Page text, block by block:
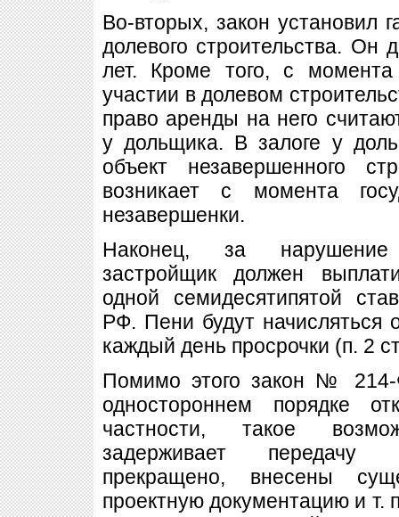
Во-вторых, закон установил
долевого строительства.
лет. Кроме того, с момента
участии в долевом
право аренды на него
у дольщика. В залоге у
объект незавершенного
возникает с момента
незавершенки.
Наконец, за нарушение
застройщик должен
одной семидесятипятой
РФ. Пени будут начисляться
каждый день просрочки (п. 2
Помимо этого закон №
одностороннем порядке
частности, такое
задерживает передачу
прекращено, внесены
проектную документацию и